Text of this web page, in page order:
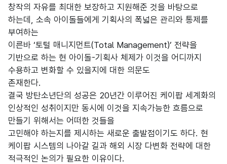
창작의 자유를 최대한 보장하고 지원해준 것을 바탕으로
하는데, 소속 아이돌들에게 기획사의 폭넓은 관리와 통제를
부여하는
이른바 ‘토털 매니지먼트(Total Management)’ 전략을
기반으로 하는 현 아이돌-기획사 체제가 이것을 어디까지
수용하고 변화할 수 있을지에 대한 의문도
존재한다.
결국 방탄소년단의 성공은 20년간 이루어진 케이팝 세계화의
인상적인 성취이지만 동시에 이것을 지속가능한 흐름으로
만들기 위해서는 어떠한 것들을
고민해야 하는지를 제시하는 새로운 출발점이기도 하다. 현
케이팝 시스템의 나아갈 길과 해외 시장 다변화 전략에 대한
적극적인 논의가 필요한 이유이다.